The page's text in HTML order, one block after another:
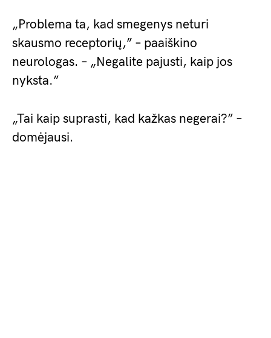
„Problema ta, kad smegenys neturi
skausmo receptorių,” – paaiškino
neurologas. – „Negalite pajusti, kaip jos
nyksta.”
„Tai kaip suprasti, kad kažkas negerai?” –
domėjausi.